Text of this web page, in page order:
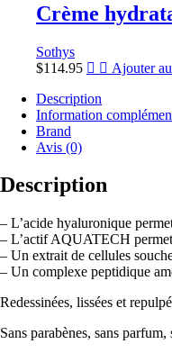
Crème
Sothys
$114.95
Ajouter
Description
Information
Brand
Avis (0)
Description
– L’acide hyaluronique
– L’actif AQUATECH permet
– Un extrait de cellules
– Un complexe peptidique
Redessinées, lissées et
Sans parabènes, sans parfum,